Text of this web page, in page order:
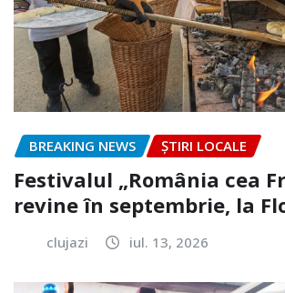
BREAKING NEWS ȘTIRI LOCALE
Festivalul „România cea
revine în septembrie, la
clujazi iul. 13, 2026